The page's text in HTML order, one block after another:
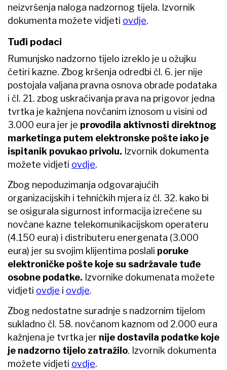
neizvršenja naloga nadzornog tijela. Izvornik
dokumenta možete vidjeti ovdje.
Tuđi podaci
Rumunjsko nadzorno tijelo izreklo je u ožujku
četiri kazne. Zbog kršenja odredbi čl. 6. jer nije
postojala valjana pravna osnova obrade podataka
i čl. 21. zbog uskraćivanja prava na prigovor jedna
tvrtka je kažnjena novčanim iznosom u visini od
3.000 eura jer je provodila aktivnosti direktnog
marketinga putem elektronske pošte iako je
ispitanik povukao privolu. Izvornik dokumenta
možete vidjeti ovdje.
Zbog nepoduzimanja odgovarajućih
organizacijskih i tehničkih mjera iz čl. 32. kako bi
se osigurala sigurnost informacija izrečene su
novčane kazne telekomunikacijskom operateru
(4.150 eura) i distributeru energenata (3.000
eura) jer su svojim klijentima poslali poruke
elektroničke pošte koje su sadržavale tuđe
osobne podatke. Izvornike dokumenata možete
vidjeti ovdje i ovdje.
Zbog nedostatne suradnje s nadzornim tijelom
sukladno čl. 58. novčanom kaznom od 2.000 eura
kažnjena je tvrtka jer nije dostavila podatke koje
je nadzorno tijelo zatražilo. Izvornik dokumenta
možete vidjeti ovdje.